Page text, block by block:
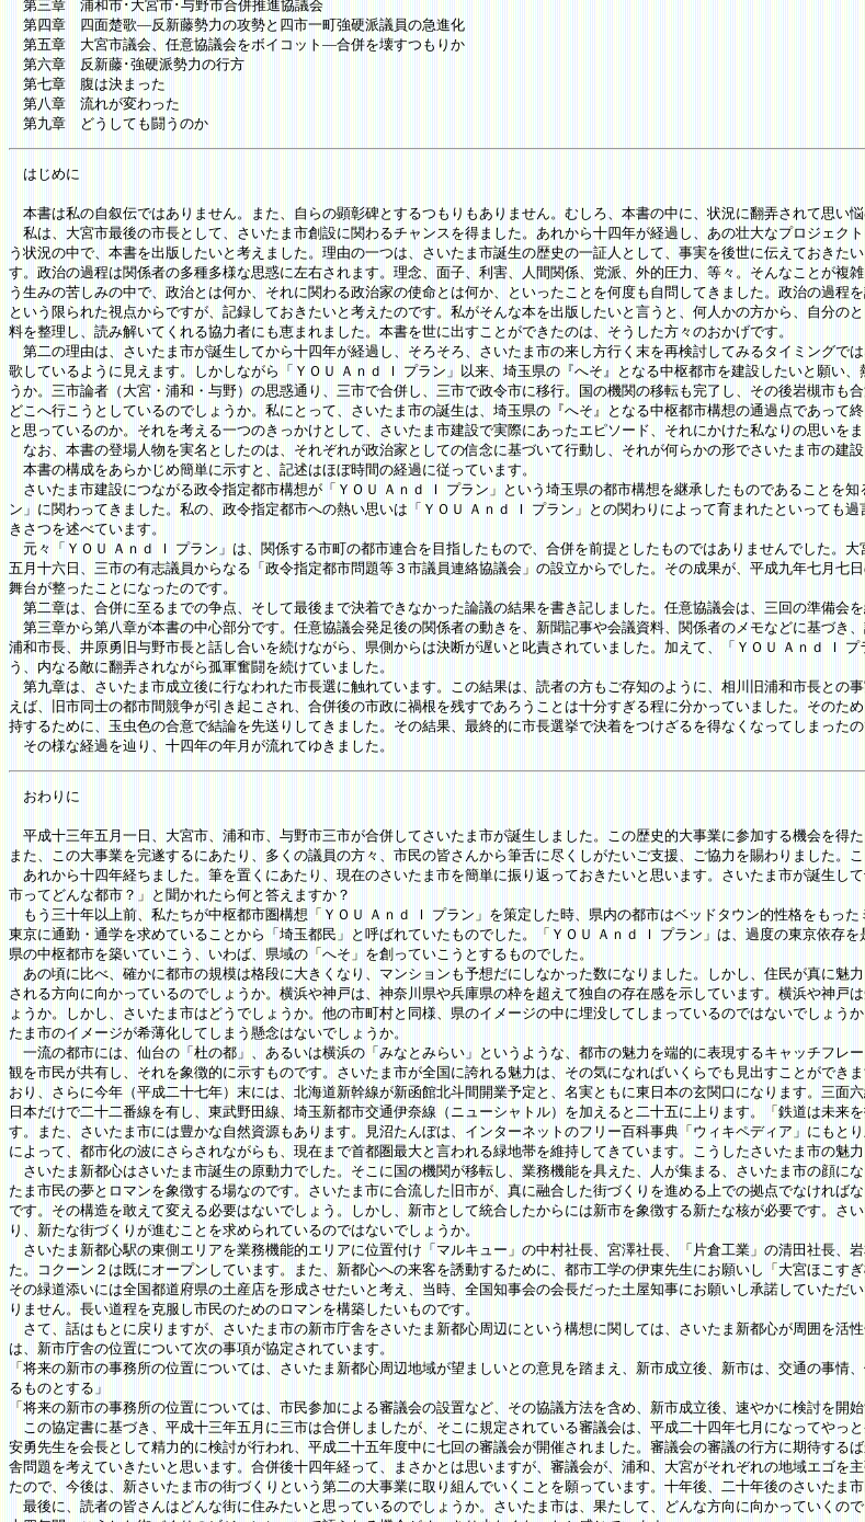
第三章 浦和市･大宮市･与野市合併推進協議会
第四章 四面楚歌―反新藤勢力の攻勢と四市一町強硬派議員の急進化
第五章 大宮市議会、任意協議会をボイコット―合併を壊すつもりか
第六章 反新藤･強硬派勢力の行方
第七章 腹は決まった
第八章 流れが変わった
第九章 どうしても闘うのか
はじめに
本書は私の自叙伝ではありません。また、自らの顕彰碑とするつもりもありません。むしろ、本書の中に、状況に翻弄されて思い
私は、大宮市最後の市長として、さいたま市創設に関わるチャンスを得ました。あれから十四年が経過し、あの壮大なプロジェク
う状況の中で、本書を出版したいと考えました。理由の一つは、さいたま市誕生の歴史の一証人として、事実を後世に伝えておき
す。政治の過程は関係者の多種多様な思惑に左右されます。理念、面子、利害、人間関係、党派、外的圧力、等々。そんなことが
う生みの苦しみの中で、政治とは何か、それに関わる政治家の使命とは何か、といったことを何度も自問してきました。政治の過
という限られた視点からですが、記録しておきたいと考えたのです。私がそんな本を出版したいと言うと、何人かの方から、自分
料を整理し、読み解いてくれる協力者にも恵まれました。本書を世に出すことができたのは、そうした方々のおかげです。
第二の理由は、さいたま市が誕生してから十四年が経過し、そろそろ、さいたま市の来し方行く末を再検討してみるタイミングで
歌しているように見えます。しかしながら「ＹＯＵ Ａｎｄ Ｉ プラン」以来、埼玉県の『へそ』となる中枢都市を建設したいと願い
うか。三市論者（大宮・浦和・与野）の思惑通り、三市で合併し、三市で政令市に移行。国の機関の移転も完了し、その後岩槻市
どこへ行こうとしているのでしょうか。私にとって、さいたま市の誕生は、埼玉県の『へそ』となる中枢都市構想の通過点であっ
と思っているのか。それを考える一つのきっかけとして、さいたま市建設で実際にあったエピソード、それにかけた私なりの思いを
なお、本書の登場人物を実名としたのは、それぞれが政治家としての信念に基づいて行動し、それが何らかの形でさいたま市の建
本書の構成をあらかじめ簡単に示すと、記述はほぼ時間の経過に従っています。
さいたま市建設につながる政令指定都市構想が「ＹＯＵ Ａｎｄ Ｉ プラン」という埼玉県の都市構想を継承したものであることを
ン」に関わってきました。私の、政令指定都市への熱い思いは「ＹＯＵ Ａｎｄ Ｉ プラン」との関わりによって育まれたといっても
きさつを述べています。
元々「ＹＯＵ Ａｎｄ Ｉ プラン」は、関係する市町の都市連合を目指したもので、合併を前提としたものではありませんでした。
五月十六日、三市の有志議員からなる「政令指定都市問題等３市議員連絡協議会」の設立からでした。その成果が、平成九年七月
舞台が整ったことになったのです。
第二章は、合併に至るまでの争点、そして最後まで決着できなかった論議の結果を書き記しました。任意協議会は、三回の準備会
第三章から第八章が本書の中心部分です。任意協議会発足後の関係者の動きを、新聞記事や会議資料、関係者のメモなどに基づき
浦和市長、井原勇旧与野市長と話し合いを続けながら、県側からは決断が遅いと叱責されていました。加えて、「ＹＯＵ Ａｎｄ Ｉ
う、内なる敵に翻弄されながら孤軍奮闘を続けていました。
第九章は、さいたま市成立後に行なわれた市長選に触れています。この結果は、読者の方もご存知のように、相川旧浦和市長との
えば、旧市同士の都市間競争が引き起こされ、合併後の市政に禍根を残すであろうことは十分すぎる程に分かっていました。その
持するために、玉虫色の合意で結論を先送りしてきました。その結果、最終的に市長選挙で決着をつけざるを得なくなってしまったの
その様な経過を辿り、十四年の年月が流れてゆきました。
おわりに
平成十三年五月一日、大宮市、浦和市、与野市三市が合併してさいたま市が誕生しました。この歴史的大事業に参加する機会を得
また、この大事業を完遂するにあたり、多くの議員の方々、市民の皆さんから筆舌に尽くしがたいご支援、ご協力を賜わりました。
あれから十四年経ちました。筆を置くにあたり、現在のさいたま市を簡単に振り返っておきたいと思います。さいたま市が誕生し
市ってどんな都市？」と聞かれたら何と答えますか？
もう三十年以上前、私たちが中枢都市圏構想「ＹＯＵ Ａｎｄ Ｉ プラン」を策定した時、県内の都市はベッドタウン的性格をもっ
東京に通勤・通学を求めていることから「埼玉都民」と呼ばれていたものでした。「ＹＯＵ Ａｎｄ Ｉ プラン」は、過度の東京依存
県の中枢都市を築いていこう、いわば、県域の「へそ」を創っていこうとするものでした。
あの頃に比べ、確かに都市の規模は格段に大きくなり、マンションも予想だにしなかった数になりました。しかし、住民が真に魅
される方向に向かっているのでしょうか。横浜や神戸は、神奈川県や兵庫県の枠を超えて独自の存在感を示しています。横浜や神
ょうか。しかし、さいたま市はどうでしょうか。他の市町村と同様、県のイメージの中に埋没してしまっているのではないでしょ
たま市のイメージが希薄化してしまう懸念はないでしょうか。
一流の都市には、仙台の「杜の都」、あるいは横浜の「みなとみらい」というような、都市の魅力を端的に表現するキャッチフレ
観を市民が共有し、それを象徴的に示すものです。さいたま市が全国に誇れる魅力は、その気になればいくらでも見出すことがで
おり、さらに今年（平成二十七年）末には、北海道新幹線が新函館北斗間開業予定と、名実ともに東日本の玄関口になります。三
日本だけで二十二番線を有し、東武野田線、埼玉新都市交通伊奈線（ニューシャトル）を加えると二十五に上ります。「鉄道は未
す。また、さいたま市には豊かな自然資源もあります。見沼たんぼは、インターネットのフリー百科事典「ウィキペディア」にも
によって、都市化の波にさらされながらも、現在まで首都圏最大と言われる緑地帯を維持してきています。こうしたさいたま市の魅
さいたま新都心はさいたま市誕生の原動力でした。そこに国の機関が移転し、業務機能を具えた、人が集まる、さいたま市の顔に
たま市民の夢とロマンを象徴する場なのです。さいたま市に合流した旧市が、真に融合した街づくりを進める上での拠点でなけれ
です。その構造を敢えて変える必要はないでしょう。しかし、新市として統合したからには新市を象徴する新たな核が必要です。
り、新たな街づくりが進むことを求められているのではないでしょうか。
さいたま新都心駅の東側エリアを業務機能的エリアに位置付け「マルキュー」の中村社長、宮澤社長、「片倉工業」の清田社長、
た。コクーン２は既にオープンしています。また、新都心への来客を誘動するために、都市工学の伊東先生にお願いし「大宮ほこす
その緑道添いには全国都道府県の土産店を形成させたいと考え、当時、全国知事会の会長だった土屋知事にお願いし承諾していた
りません。長い道程を克服し市民のためのロマンを構築したいものです。
さて、話はもとに戻りますが、さいたま市の新市庁舎をさいたま新都心周辺にという構想に関しては、さいたま新都心が周囲を活
は、新市庁舎の位置について次の事項が協定されています。
「将来の新市の事務所の位置については、さいたま新都心周辺地域が望ましいとの意見を踏まえ、新市成立後、新市は、交通の事
るものとする」
「将来の新市の事務所の位置については、市民参加による審議会の設置など、その協議方法を含め、新市成立後、速やかに検討を開始
この協定書に基づき、平成十三年五月に三市は合併しましたが、そこに規定されている審議会は、平成二十四年七月になってやっ
安勇先生を会長として精力的に検討が行われ、平成二十五年度中に七回の審議会が開催されました。審議会の審議の行方に期待す
舎問題を考えていきたいと思います。合併後十四年経って、まさかとは思いますが、審議会が、浦和、大宮がそれぞれの地域エゴ
たので、今後は、新さいたま市の街づくりという第二の大事業に取り組んでいくことを願っています。十年後、二十年後のさいたま
最後に、読者の皆さんはどんな街に住みたいと思っているのでしょうか。さいたま市は、果たして、どんな方向に向かっていくの